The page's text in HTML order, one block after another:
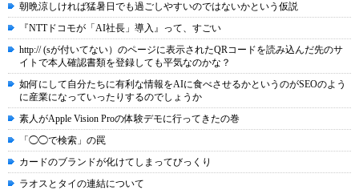
朝晩涼しければ猛暑日でも過ごしやすいのではないかという仮説
『NTTドコモが「AI社長」導入』って、すごい
http:// (sが付いてない）のページに表示されたQRコードを読み込んだ先のサ
イトで本人確認書類を登録しても平気なのかな？
如何にして自分たちに有利な情報をAIに食べさせるかというのがSEOのよう
に産業になっていったりするのでしょうか
素人がApple Vision Proの体験デモに行ってきたの巻
「◯◯で検索」の罠
カードのブランドが化けてしまってびっくり
ラオスとタイの連結について